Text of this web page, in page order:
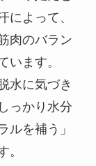
によって、
肉のバラン
います。
水に気づき
っかり水分
ルを補う」
。